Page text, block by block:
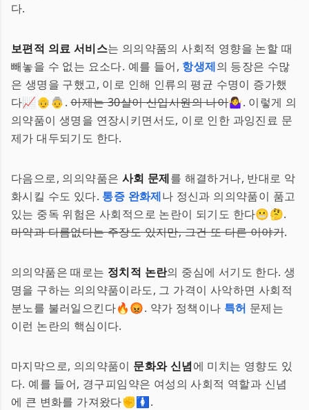
다.
보편적 의료 서비스는 의의약품의 사회적 영향을 논할 때
빼놓을 수 없는 요소다. 예를 들어, 항생제의 등장은 수많
은 생명을 구했고, 이로 인해 인류의 평균 수명이 증가했
다📈👴👵.이제는 30살이 신입사원의 나이🤷‍♀️. 이렇게 의
의약품이 생명을 연장시키면서도, 이로 인한 과잉진료 문
제가 대두되기도 한다.
다음으로, 의의약품은 사회 문제를 해결하거나, 반대로 악
화시킬 수도 있다. 통증 완화제나 정신과 의의약품이 품고
있는 중독 위험은 사회적으로 논란이 되기도 한다😬🤔.
마약과 다름없다는 주장도 있지만, 그건 또 다른 이야기.
의의약품은 때로는 정치적 논란의 중심에 서기도 한다. 생
명을 구하는 의의약품이라도, 그 가격이 사악하면 사회적
분노를 불러일으킨다🔥😡. 약가 정책이나 특허 문제는
이런 논란의 핵심이다.
마지막으로, 의의약품이 문화와 신념에 미치는 영향도 있
다. 예를 들어, 경구피임약은 여성의 사회적 역할과 신념
에 큰 변화를 가져왔다✊🚺.